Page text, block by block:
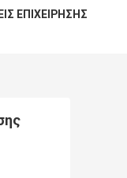
ΕΠΙΧΕΊΡΗΣΗΣ